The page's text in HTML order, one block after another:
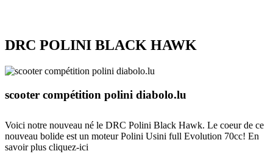
DRC POLINI BLACK HAWK
scooter compétition polini diabolo.lu
Voici notre nouveau né le DRC Polini Black Hawk. Le coeur de ce
nouveau bolide est un moteur Polini Usini full Evolution 70cc! En
savoir plus cliquez-ici